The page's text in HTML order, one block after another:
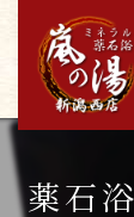
薬石